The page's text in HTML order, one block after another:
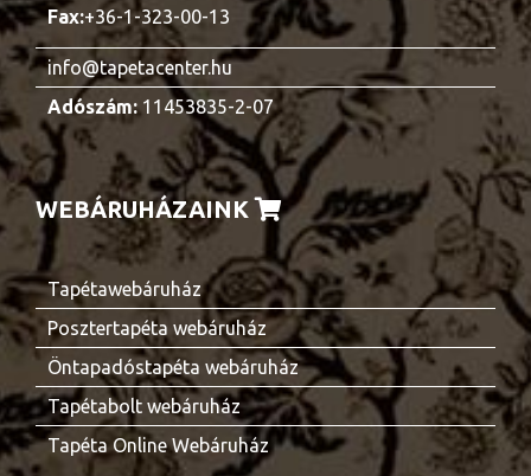
Fax:+36-1-323-00-13
info@tapetacenter.hu
Adószám:11453835-2-07
WEBÁRUHÁZAINK
Tapétawebáruház
Posztertapéta webáruház
Öntapadóstapéta webáruház
Tapétabolt webáruház
Tapéta Online Webáruház